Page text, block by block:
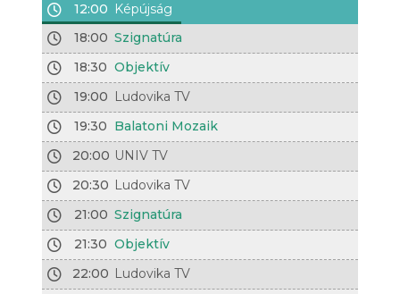
12:00 Képújság
18:00 Szignatúra
18:30 Objektív
19:00 Ludovika TV
19:30 Balatoni Mozaik
20:00 UNIV TV
20:30 Ludovika TV
21:00 Szignatúra
21:30 Objektív
22:00 Ludovika TV